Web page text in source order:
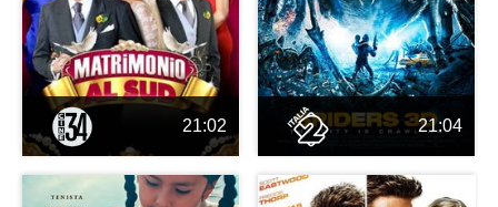
21:02 21:04